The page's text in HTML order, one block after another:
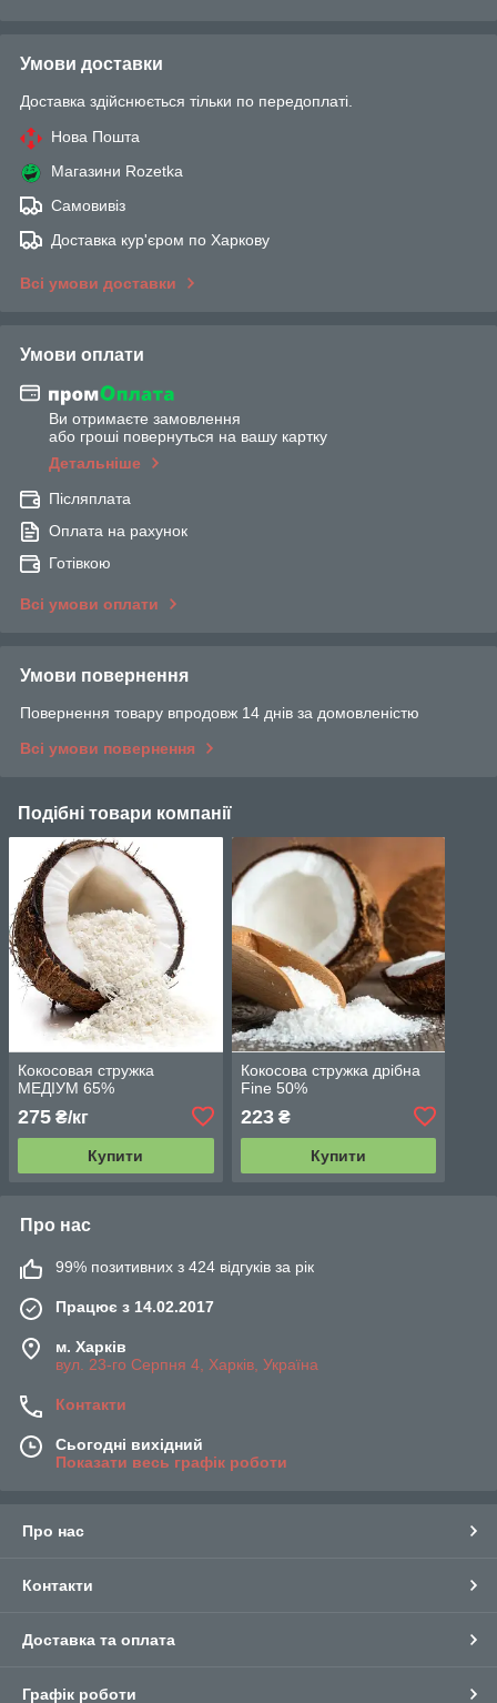
Умови доставки
Доставка здійснюється тільки по передоплаті.
Нова Пошта
Магазини Rozetka
Самовивіз
Доставка кур'єром по Харкову
Всі умови доставки
Умови оплати
Ви отримаєте замовлення
або гроші повернуться на вашу картку
Детальніше
Післяплата
Оплата на рахунок
Готівкою
Всі умови оплати
Умови повернення
Повернення товару впродовж 14 днів за домовленістю
Всі умови повернення
Подібні товари компанії
Кокосовая стружка
МЕДІУМ 65%
275 ₴/кг
Купити
Кокосова стружка дрібна
Fine 50%
223₴
Купити
Про нас
99% позитивних з 424 відгуків за рік
Працює з 14.02.2017
м. Харків
вул. 23-го Серпня 4, Харків, Україна
Контакти
Сьогодні вихідний
Показати весь графік роботи
Про нас
Контакти
Доставка та оплата
Графік роботи